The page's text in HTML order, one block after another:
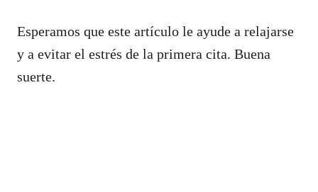
Esperamos que este artículo le ayude a relajarse
y a evitar el estrés de la primera cita. Buena
suerte.